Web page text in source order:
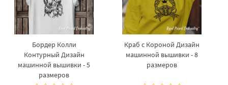
Бордер Колли
Контурный Дизайн
машинной вышивки - 5
размеров
Краб с Короной Дизайн
машинной вышивки - 8
размеров